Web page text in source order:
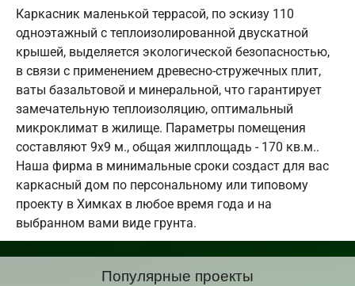
Каркасник маленькой террасой, по эскизу 110
одноэтажный с теплоизолированной двускатной
крышей, выделяется экологической безопасностью,
в связи с применением древесно-стружечных плит,
ваты базальтовой и минеральной, что гарантирует
замечательную теплоизоляцию, оптимальный
микроклимат в жилище. Параметры помещения
составляют 9х9 м., общая жилплощадь - 170 кв.м..
Наша фирма в минимальные сроки создаст для вас
каркасный дом по персональному или типовому
проекту в Химках в любое время года и на
выбранном вами виде грунта.
Популярные проекты